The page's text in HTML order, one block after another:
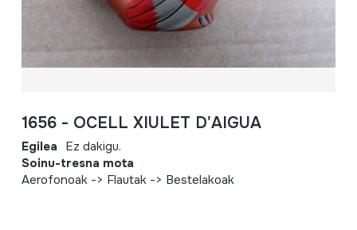
1656 - OCELL XIULET D'AIGUA
Egilea Ez dakigu.
Soinu-tresna mota
Aerofonoak -> Flautak -> Bestelakoak